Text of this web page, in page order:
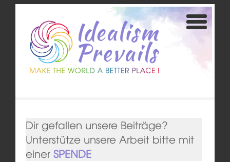
Dir gefallen unsere Beiträge?
Unterstütze unsere Arbeit bitte mit
einer SPENDE